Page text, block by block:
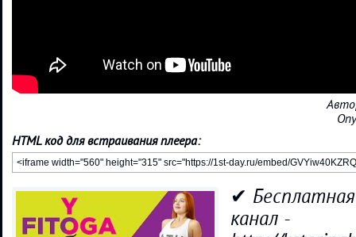
HTML код для встраивания плеера:
✔
канал -